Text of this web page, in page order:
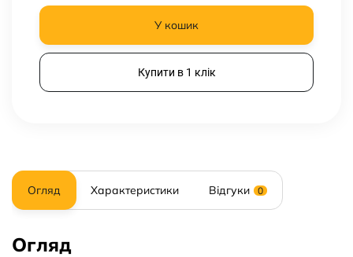
У кошик
Купити в 1 клік
Огляд Характеристики Відгуки 0
Огляд